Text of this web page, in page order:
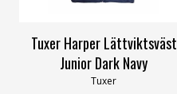
Tuxer Harper Lättviktsväst
Junior Dark Navy
Tuxer